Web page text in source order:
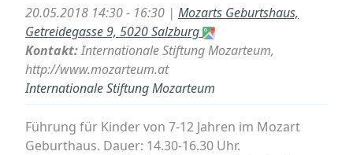
20.05.2018 14:30 - 16:30 | Mozarts Geburtshaus,
Getreidegasse 9, 5020 Salzburg
Kontakt:Internationale Stiftung Mozarteum,
http://www.mozarteum.at
Internationale Stiftung Mozarteum
Führung für Kinder von 7-12 Jahren im Mozart
Geburthaus. Dauer: 14.30-16.30 Uhr.